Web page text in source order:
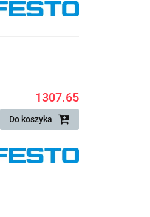
1307.65
Do koszyka